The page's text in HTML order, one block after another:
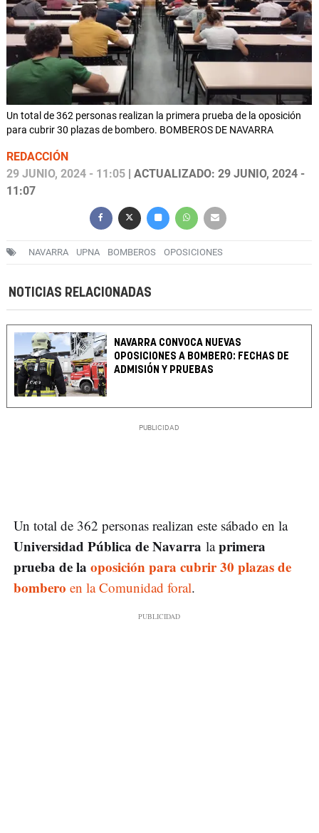
Un total de 362 personas realizan la primera prueba de la oposición
para cubrir 30 plazas de bombero. BOMBEROS DE NAVARRA
REDACCIÓN
29 JUNIO, 2024 - 11:05 | ACTUALIZADO: 29 JUNIO, 2024 -
11:07
NAVARRA UPNA BOMBEROS OPOSICIONES
NOTICIAS RELACIONADAS
NAVARRA CONVOCA NUEVAS
OPOSICIONES A BOMBERO: FECHAS DE
ADMISIÓN Y PRUEBAS
Un total de 362 personas realizan este sábado en la
Universidad Pública de Navarra laprimera
prueba de la oposición para cubrir 30 plazas de
bombero en la Comunidad foral.